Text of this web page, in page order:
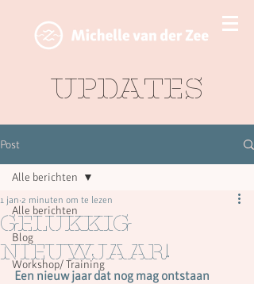
Updates
Post
Alle berichten
Blog
Workshop/ Training
Alle berichten
Gelukkig
Nieuwjaar!
1 jan 2 minuten om te lezen
Een nieuw jaar dat nog mag ontstaan